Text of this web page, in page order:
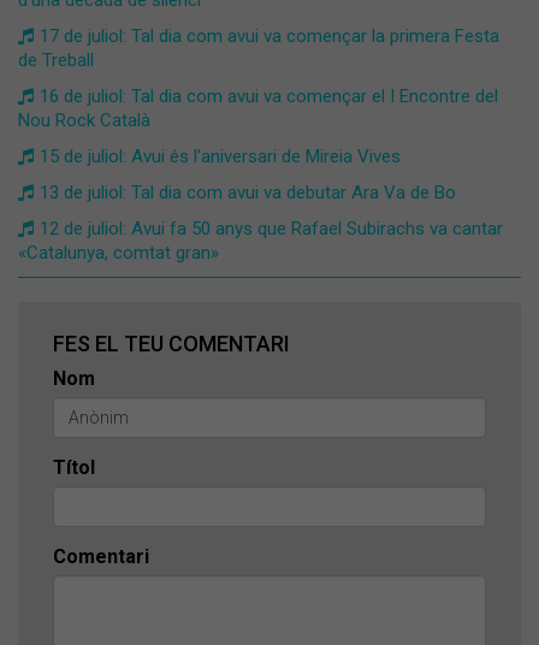
17 de juliol: Tal dia com avui va començar la primera Festa
de Treball
16 de juliol: Tal dia com avui va començar el I Encontre del
Nou Rock Català
15 de juliol: Avui és l'aniversari de Mireia Vives
13 de juliol: Tal dia com avui va debutar Ara Va de Bo
12 de juliol: Avui fa 50 anys que Rafael Subirachs va cantar
«Catalunya, comtat gran»
FES EL TEU COMENTARI
Nom
Títol
Comentari